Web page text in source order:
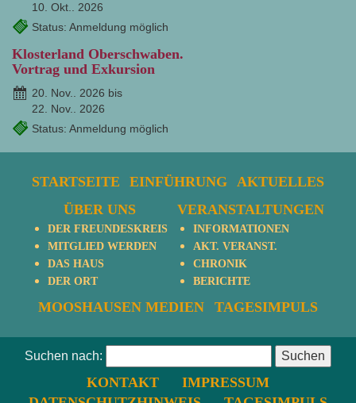
10. Okt.. 2026
Status: Anmeldung möglich
Klosterland Oberschwaben.
Vortrag und Exkursion
20. Nov.. 2026 bis
22. Nov.. 2026
Status: Anmeldung möglich
STARTSEITE EINFÜHRUNG
AKTUELLES
ÜBER UNS
DER FREUNDESKREIS
MITGLIED WERDEN
DAS HAUS
DER ORT
VERANSTALTUNGEN
INFORMATIONEN
AKT. VERANST.
CHRONIK
BERICHTE
MOOSHAUSEN MEDIEN TAGESIMPULS
Suchen nach:
KONTAKT
IMPRESSUM